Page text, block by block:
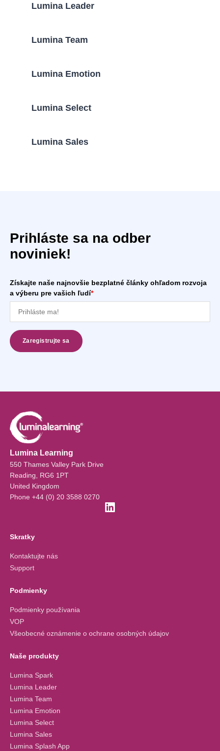
Lumina Leader
Lumina Team
Lumina Emotion
Lumina Select
Lumina Sales
Prihláste sa na odber
noviniek!
Získajte naše najnovšie bezplatné články ohľadom rozvoja
a výberu pre vašich ľudí*
Lumina Learning
550 Thames Valley Park Drive
Reading, RG6 1PT
United Kingdom
Phone +44 (0) 20 3588 0270
Skratky
Kontaktujte nás
Support
Podmienky
Podmienky používania
VOP
Všeobecné oznámenie o ochrane osobných údajov
Naše produkty
Lumina Spark
Lumina Leader
Lumina Team
Lumina Emotion
Lumina Select
Lumina Sales
Lumina Splash App